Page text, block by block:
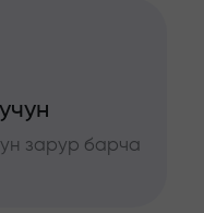
зарур барча